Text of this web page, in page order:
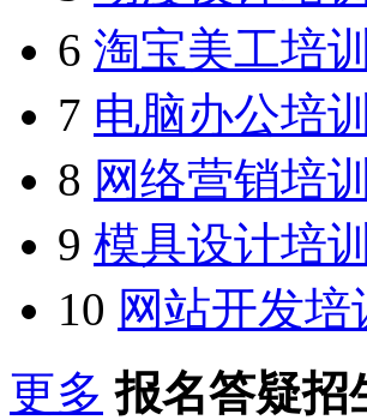
6 淘宝美工培
7 电脑办公培
8 网络营销培
9 模具设计培
10 网站开发培
更多 报名答疑招